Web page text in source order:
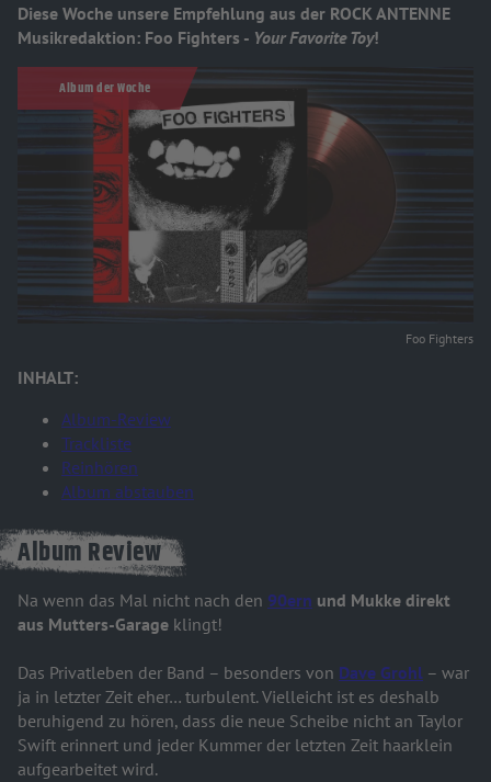
Diese Woche unsere Empfehlung aus der ROCK ANTENNE
Musikredaktion: Foo Fighters - Your Favorite Toy!
Album der Woche
Foo Fighters
INHALT:
Album-Review
Trackliste
Reinhören
Album abstauben
Album Review
Na wenn das Mal nicht nach den 90ern und Mukke direkt
aus Mutters-Garage klingt!
Das Privatleben der Band – besonders von Dave Grohl – war
ja in letzter Zeit eher… turbulent. Vielleicht ist es deshalb
beruhigend zu hören, dass die neue Scheibe nicht an Taylor
Swift erinnert und jeder Kummer der letzten Zeit haarklein
aufgearbeitet wird.